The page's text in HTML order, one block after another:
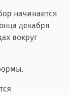
начинается
декабря
вокруг